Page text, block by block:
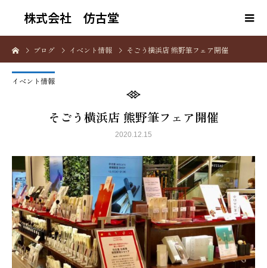
株式会社 仿古堂
ブログ イベント情報 そごう横浜店 熊野筆フェア開催
イベント情報
そごう横浜店 熊野筆フェア開催
2020.12.15